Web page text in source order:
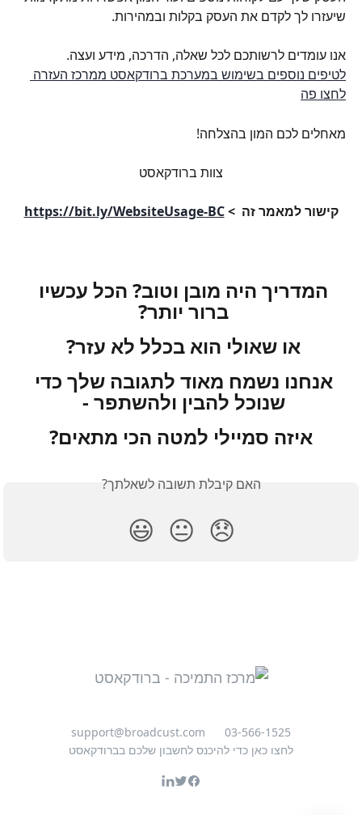
שיעזרו לך לקדם את העסק בקלות ובמהירות.
אנו עומדים לרשותכם לכל שאלה, הדרכה, מידע ועצה.
לטיפים נוספים בשימוש במערכת ברודקאסט ממרכז העזרה
לחצו פה
מאחלים לכם המון בהצלחה!
צוות ברודקאסט
קישור למאמר זה  > https://bit.ly/WebsiteUsage-BC
המדריך היה מובן וטוב? הכל עכשיו
ברור יותר?
או שאולי הוא בכלל לא עזר?
אנחנו נשמח מאוד לתגובה שלך כדי
שנוכל להבין ולהשתפר -
איזה סמיילי למטה הכי מתאים?
האם קיבלת תשובה לשאלתך?
😞
😐
😃
03-566-1525
support@broadcust.com
לחצו כאן כדי להיכנס לחשבון שלכם בברודקאסט